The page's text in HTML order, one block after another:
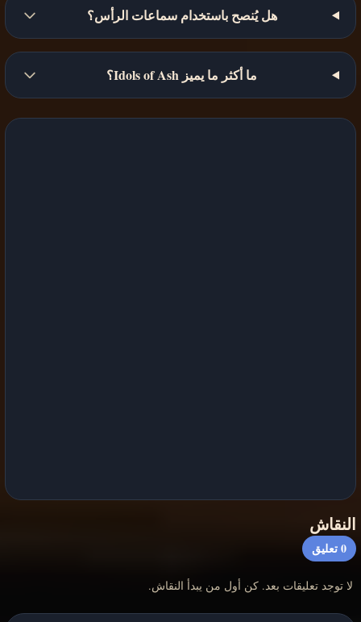
هل يُنصح باستخدام سماعات الرأس؟
ما أكثر ما يميز Idols of Ash؟
النقاش
0تعليق
لا توجد تعليقات بعد. كن أول من يبدأ النقاش.